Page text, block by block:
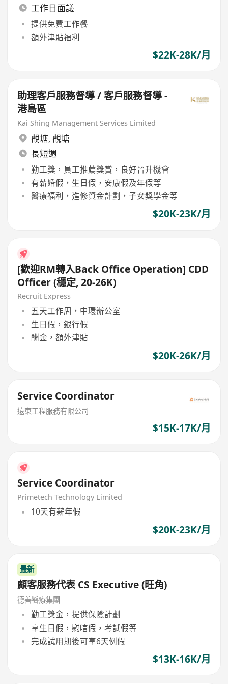
工作日面議
提供免費工作餐
額外津貼福利
$22K-28K/月
助理客戶服務督導 / 客戶服務督導 -
港島區
Kai Shing Management Services Limited
觀塘, 觀塘
長短週
勤工獎，員工推薦獎賞，良好晉升機會
有薪婚假，生日假，安康假及年假等
醫療福利，進修資金計劃，子女奬學金等
$20K-23K/月
[歡迎RM轉入Back Office Operation] CDD
Officer (穩定, 20-26K)
Recruit Express
五天工作周，中環辦公室
生日假，銀行假
酬金，額外津貼
$20K-26K/月
Service Coordinator
遠東工程服務有限公司
$15K-17K/月
Service Coordinator
Primetech Technology Limited
10天有薪年假
$20K-23K/月
最新
顧客服務代表 CS Executive (旺角)
德善醫療集團
勤工獎金，提供保險計劃
享生日假，慰唁假，考試假等
完成試用期後可享6天例假
$13K-16K/月